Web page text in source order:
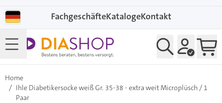
FachgeschäfteKatalogeKontakt
Home
/ Ihle Diabetikersocke weiß Gr. 35-38 - extra weit Microplüsch / 1
Paar